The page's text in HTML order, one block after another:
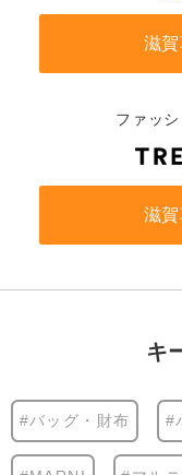
滋
ファッ
滋
キ
#バッグ・財布 #